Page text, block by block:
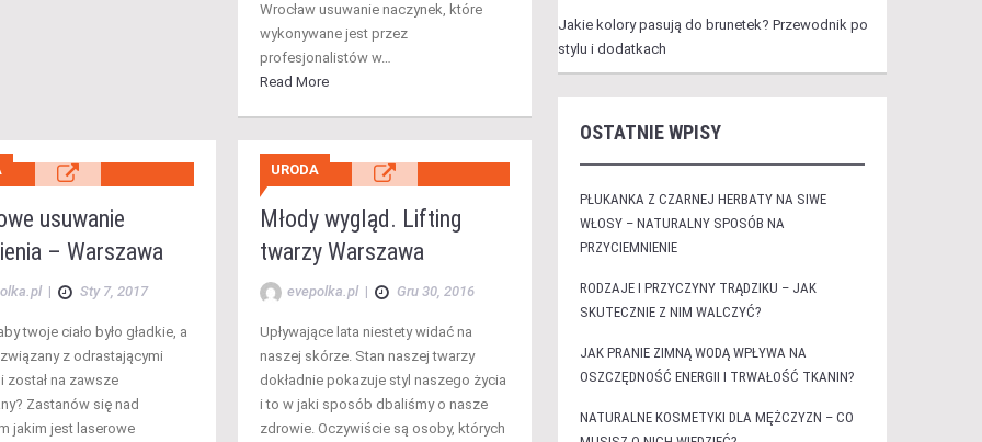
Wrocław usuwanie naczynek, które
wykonywane jest przez
profesjonalistów w…
Read More
usuwanie
– Warszawa
| Sty 7, 2017
twoje ciało było gładkie, a
z odrastającymi
został na zawsze
Zastanów się nad
jakim jest laserowe
URODA
Młody wygląd. Lifting
twarzy Warszawa
evepolka.pl| Gru 30, 2016
Upływające lata niestety widać na
naszej skórze. Stan naszej twarzy
dokładnie pokazuje styl naszego życia
i to w jaki sposób dbaliśmy o nasze
zdrowie. Oczywiście są osoby, których
Jakie kolory pasują do brunetek? Przewodnik po
stylu i dodatkach
OSTATNIE WPISY
PŁUKANKA Z CZARNEJ HERBATY NA SIWE
WŁOSY – NATURALNY SPOSÓB NA
PRZYCIEMNIENIE
RODZAJE I PRZYCZYNY TRĄDZIKU – JAK
SKUTECZNIE Z NIM WALCZYĆ?
JAK PRANIE ZIMNĄ WODĄ WPŁYWA NA
OSZCZĘDNOŚĆ ENERGII I TRWAŁOŚĆ TKANIN?
NATURALNE KOSMETYKI DLA MĘŻCZYZN – CO